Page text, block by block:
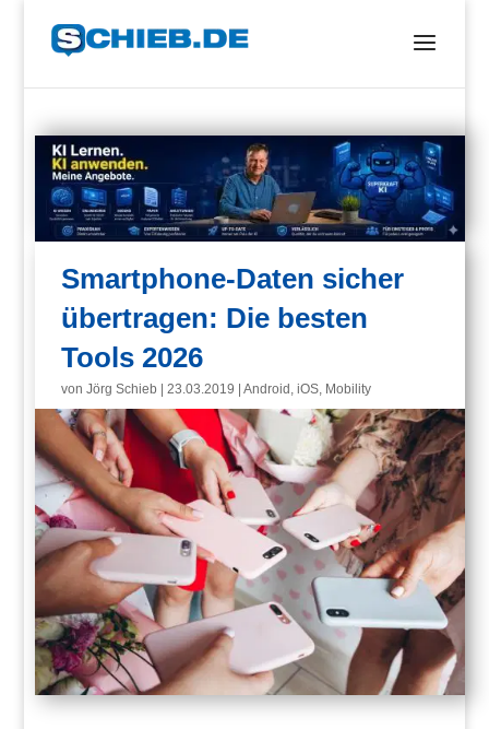
Smartphone-Daten sicher
übertragen: Die besten
Tools 2026
vonJörg Schieb |23.03.2019 |Android ,iOS, Mobility